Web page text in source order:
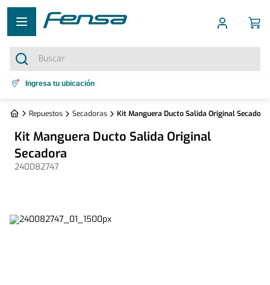
Buscar
Términos más buscados
bottom freezer
4. refrigerador no frost
Ingresa tu ubicación
Repuestos Secadoras Kit Manguera Ducto Salida Original Secadora
Kit Manguera Ducto Salida Original
Secadora
240082747